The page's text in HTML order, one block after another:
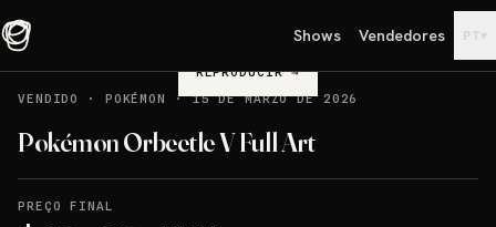
Shows Vendedores PT▾
REPRODUCIR→
VENDIDO
· POKÉMON ·15 DE MARZO DE 2026
Pokémon Orbeetle V Full Art
PREÇO FINAL